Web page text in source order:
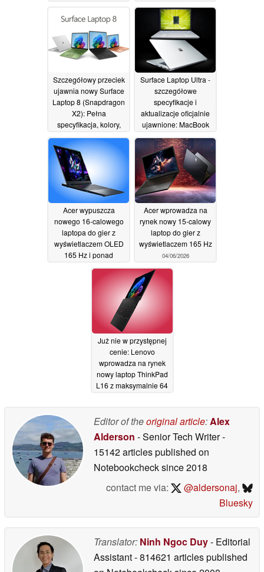
05/06/2026
Szczegółowy przeciek
ujawnia nowy Surface
Laptop 8 (Snapdragon
X2): Pełna
specyfikacja, kolory,
04/06/2026
Surface Laptop Ultra -
szczegółowe
specyfikacje i
aktualizacje oficjalnie
ujawnione: MacBook
04/06/2026
Acer wypuszcza
nowego 16-calowego
laptopa do gier z
wyświetlaczem OLED
165 Hz i ponad
żywotnością baterii niż
04/06/2026
Acer wprowadza na
rynek nowy 15-calowy
laptop do gier z
wyświetlaczem 165 Hz
04/06/2026
Już nie w przystępnej
cenie: Lenovo
wprowadza na rynek
nowy laptop ThinkPad
L16 z maksymalnie 64
04/06/2026
Editor of theoriginal article:Alex
Alderson - Senior Tech Writer-
15142 articles published on
Notebookchecksince 2018
contact me via:
@aldersonaj,
Bluesky
Translator: Ninh Ngoc Duy- Editorial
Assistant- 814621 articles published